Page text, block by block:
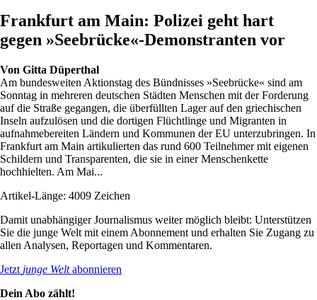
Frankfurt am Main: Polizei geht hart
gegen »Seebrücke«-Demonstranten vor
Von Gitta Düperthal
Am bundesweiten Aktionstag des Bündnisses »Seebrücke« sind am
Sonntag in mehreren deutschen Städten Menschen mit der Forderung
auf die Straße gegangen, die überfüllten Lager auf den griechischen
Inseln aufzulösen und die dortigen Flüchtlinge und Migranten in
aufnahmebereiten Ländern und Kommunen der EU unterzubringen. In
Frankfurt am Main artikulierten das rund 600 Teilnehmer mit eigenen
Schildern und Transparenten, die sie in einer Menschenkette
hochhielten. Am Mai...
Artikel-Länge: 4009 Zeichen
Damit unabhängiger Journalismus weiter möglich bleibt: Unterstützen
Sie die junge Welt mit einem Abonnement und erhalten Sie Zugang zu
allen Analysen, Reportagen und Kommentaren.
Jetzt junge Weltabonnieren
Dein Abo zählt!